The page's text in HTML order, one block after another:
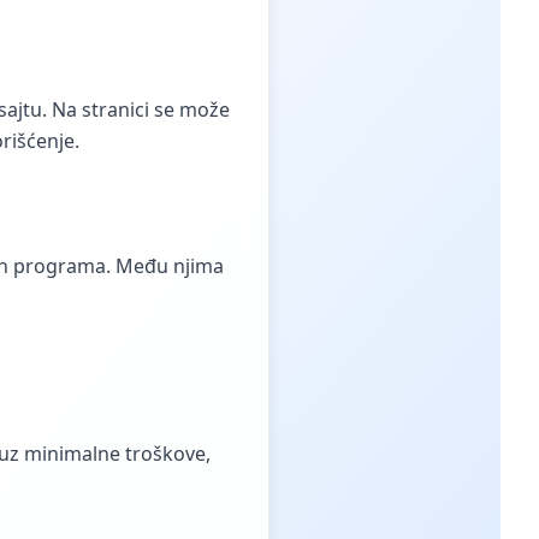
. Na stranici se može
programa. Među njima
minimalne troškove,